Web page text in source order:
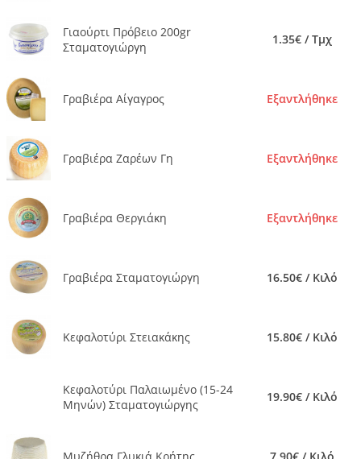
Γιαούρτι Πρόβειο 200gr
Σταματογιώργη
1.35€ / Τμχ
Γραβιέρα Αίγαγρος Εξαντλήθηκε
Γραβιέρα Ζαρέων Γη Εξαντλήθηκε
Γραβιέρα Θεργιάκη Εξαντλήθηκε
Γραβιέρα Σταματογιώργη 16.50€ / Κιλό
Κεφαλοτύρι Στειακάκης 15.80€ / Κιλό
Κεφαλοτύρι Παλαιωμένο (15-24
Μηνών) Σταματογιώργης
19.90€ / Κιλό